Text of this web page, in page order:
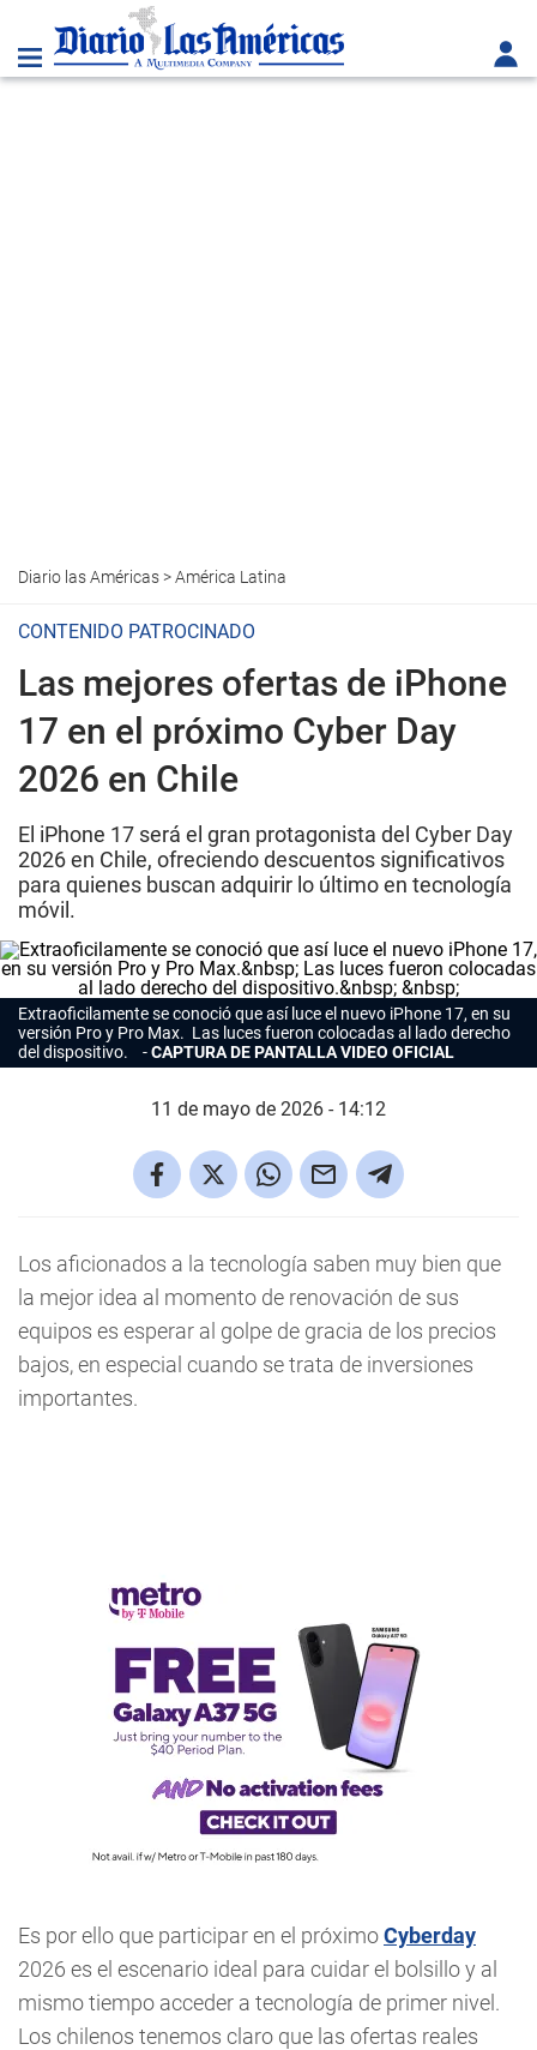
Diario las Américas>América Latina
CONTENIDO PATROCINADO
Las mejores ofertas de iPhone
17 en el próximo Cyber Day
2026 en Chile
El iPhone 17 será el gran protagonista del Cyber Day
2026 en Chile, ofreciendo descuentos significativos
para quienes buscan adquirir lo último en tecnología
móvil.
Extraoficilamente se conoció que así luce el nuevo iPhone 17, en su
versión Pro y Pro Max. Las luces fueron colocadas al lado derecho
del dispositivo.
CAPTURA DE PANTALLA VIDEO OFICIAL
11 de mayo de 2026 - 14:12
Los aficionados a la tecnología saben muy bien que
la mejor idea al momento de renovación de sus
equipos es esperar al golpe de gracia de los precios
bajos, en especial cuando se trata de inversiones
importantes.
Es por ello que participar en el próximoCyberday
2026 es el escenario ideal para cuidar el bolsillo y al
mismo tiempo acceder a tecnología de primer nivel.
Los chilenos tenemos claro que las ofertas reales